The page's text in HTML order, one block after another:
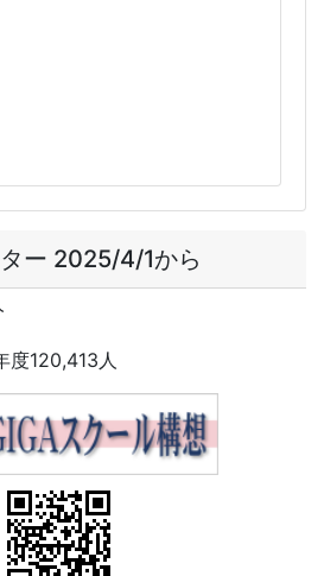
ー 2025/4/1から
120,413人